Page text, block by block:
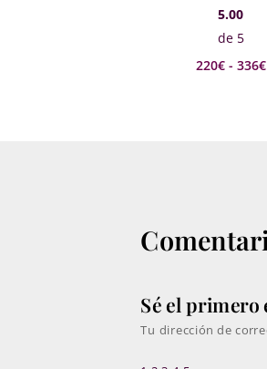
5.00
de 5
220€ - 336€
Sé el primero
Tu dirección de